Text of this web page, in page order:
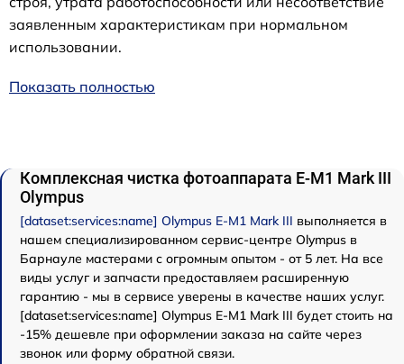
заявленным характеристикам при нормальном
использовании.
Показать полностью
Комплексная чистка фотоаппарата E‑M1 Mark III
Olympus
[dataset:services:name] Olympus E‑M1 Mark III выполняется в
нашем специализированном сервис-центре Olympus в
Барнауле мастерами с огромным опытом - от 5 лет. На все
виды услуг и запчасти предоставляем расширенную
гарантию - мы в сервисе уверены в качестве наших услуг.
[dataset:services:name] Olympus E‑M1 Mark III будет стоить на
-15% дешевле при оформлении заказа на сайте через
звонок или форму обратной связи.